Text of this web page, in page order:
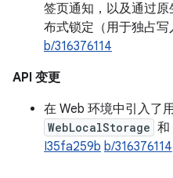
签页通知，以及通过原
布式锁定（用于独占写
b/316376114
API 变更
在 Web 环境中引入了
WebLocalStorage 和
I35fa259b b/316376114